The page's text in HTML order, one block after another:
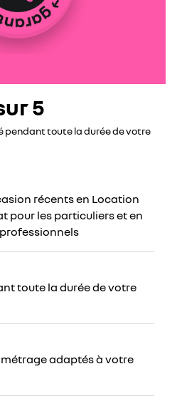
5
pendant toute la durée de votre
récents en Location
pour les particuliers et en
toute la durée de votre
adaptés à votre